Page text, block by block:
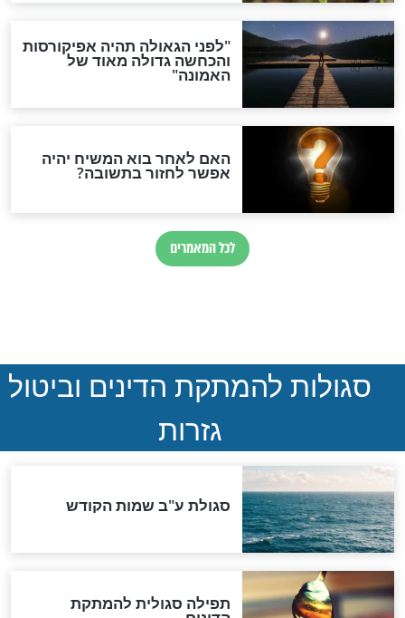
כיפור - מלאכה,
בערב יום
טוב לקרוא לפני יום כיפור:
הזוהר על יונה ונינוה
ההסכם החשאי של טראמפ
ואיראן: בלי שקיפות ועם הרבה
סימני שאלה
המסמך האבוד שנחשף
במרתפי מוסקבה: כתב היד
הנדיר של הרשב"ם התגלה